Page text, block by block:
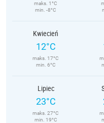
maks. 1°C
min. -8°C
Kwiecień
12°C
maks. 17°C
min. 6°C
Lipiec
23°C
maks. 27°C
min. 19°C